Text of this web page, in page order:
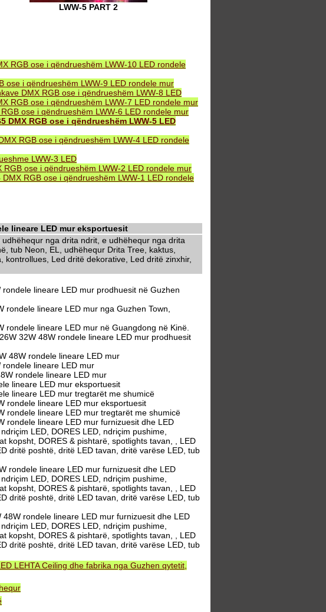
LWW-5 PART 2
RGB ose i qëndrueshëm LWW-10 LED rondele
ose i qëndrueshëm LWW-9 LED rondele mur
DMX RGB ose i qëndrueshëm LWW-8 LED
RGB ose i qëndrueshëm LWW-7 LED rondele mur
ose i qëndrueshëm LWW-6 LED rondele mur
DMX RGB ose i qëndrueshëm LWW-5 LED
RGB ose i qëndrueshëm LWW-4 LED rondele
LWW-3 LED
ose i qëndrueshëm LWW-2 LED rondele mur
RGB ose i qëndrueshëm LWW-1 LED rondele
lineare LED mur eksportuesit
nga drita ndrit, e udhëhequr nga drita
tub Neon, EL, udhëhequr Drita Tree, kaktus,
Led dritë dekorative, Led dritë zinxhir,
lineare LED mur prodhuesit në Guzhen
lineare LED mur nga Guzhen Town,
rondele lineare LED mur në Guangdong në Kinë.
32W 48W rondele lineare LED mur prodhuesit
48W rondele lineare LED mur
lineare LED mur
rondele lineare LED mur
lineare LED mur eksportuesit
lineare LED mur tregtarët me shumicë
rondele lineare LED mur eksportuesit
rondele lineare LED mur tregtarët me shumicë
rondele lineare LED mur furnizuesit dhe LED
LED, DORES LED, ndriçim pushime,
kopsht, DORES & pishtarë, spotlights tavan, , LED
dritë poshtë, dritë LED tavan, dritë varëse LED, tub
rondele lineare LED mur furnizuesit dhe LED
LED, DORES LED, ndriçim pushime,
kopsht, DORES & pishtarë, spotlights tavan, , LED
dritë poshtë, dritë LED tavan, dritë varëse LED, tub
rondele lineare LED mur furnizuesit dhe LED
LED, DORES LED, ndriçim pushime,
kopsht, DORES & pishtarë, spotlights tavan, , LED
dritë poshtë, dritë LED tavan, dritë varëse LED, tub
LEHTA Ceiling dhe fabrika nga Guzhen qytetit,